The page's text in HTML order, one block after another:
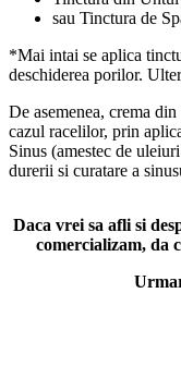
sau Tinctura de
*Mai intai se aplica
deschiderea porilor.
De asemenea, crema
cazul racelilor, prin
Sinus (amestec de
durerii si curatare a
Daca vrei sa afli si
comercializam, da